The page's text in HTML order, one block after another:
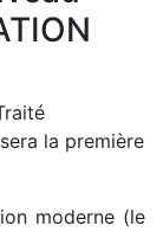
la première
moderne (le